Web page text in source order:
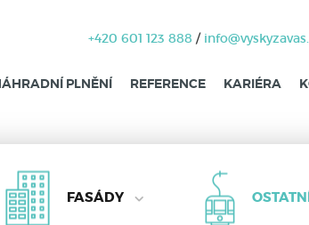
+420 601 123 888 /
PLNĚNÍ REFERENCE KARIÉRA
FASÁDY